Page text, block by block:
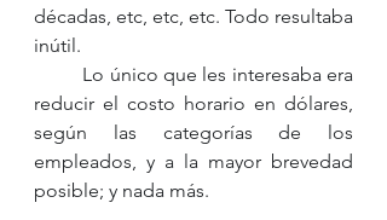
décadas, etc, etc, etc. Todo resultaba
inútil.
reducir el costo horario en dólares,
según las categorías de los
empleados, y a la mayor brevedad
posible; y nada más.